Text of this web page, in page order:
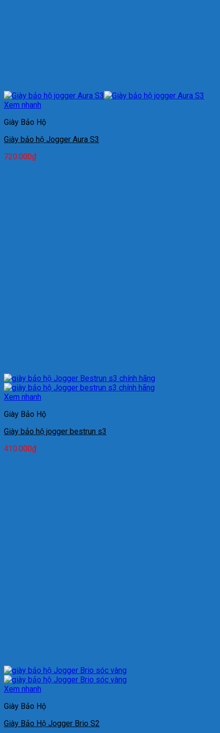
Xem nhanh
Giày Bảo Hộ
Giày bảo hộ Jogger Aura S3
720.000₫
Xem nhanh
Giày Bảo Hộ
Giày bảo hộ jogger bestrun s3
410.000₫
Xem nhanh
Giày Bảo Hộ
Giày Bảo Hộ Jogger Brio S2